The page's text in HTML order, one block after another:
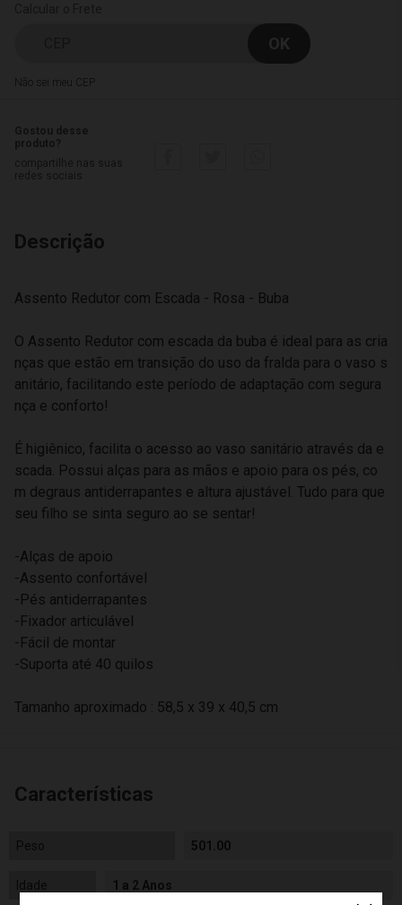
Não sei meu CEP
Descrição
Assento Redutor com Escada - Rosa - Buba
O Assento Redutor com escada da buba é ideal para as cria
nças que estão em transição do uso da fralda para o vaso s
anitário, facilitando este período de adaptação com segura
nça e conforto!
É higiênico, facilita o acesso ao vaso sanitário através da e
scada. Possui alças para as mãos e apoio para os pés, co
m degraus antiderrapantes e altura ajustável. Tudo para que
seu filho se sinta seguro ao se sentar!
-Alças de apoio
-Assento confortável
-Pés antiderrapantes
-Fixador articulável
-Fácil de montar
-Suporta até 40 quilos
Tamanho aproximado : 58,5 x 39 x 40,5 cm
Características
Peso 501.00
Idade 1 a 2 Anos